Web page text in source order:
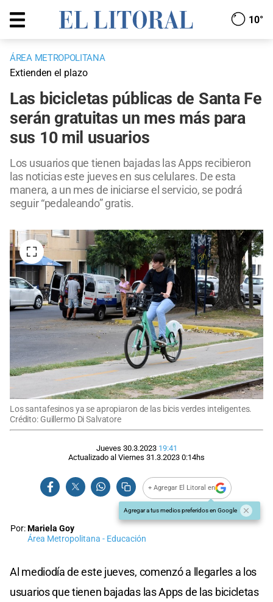
10°
ÁREA METROPOLITANA
Extienden el plazo
Las bicicletas públicas de Santa Fe
serán gratuitas un mes más para
sus 10 mil usuarios
Los usuarios que tienen bajadas las Apps recibieron
las noticias este jueves en sus celulares. De esta
manera, a un mes de iniciarse el servicio, se podrá
seguir “pedaleando” gratis.
Los santafesinos ya se apropiaron de las bicis verdes inteligentes.
Crédito: Guillermo Di Salvatore
Jueves 30.3.2023 19:41
Actualizado al Viernes 31.3.2023 0:14hs
+ Agregar El Litoral en
Agregar a tus medios preferidos en Google
Por:Mariela Goy
Área Metropolitana - Educación
Al mediodía de este jueves, comenzó a llegarles a los
usuarios que tienen bajadas las Apps de las bicicletas